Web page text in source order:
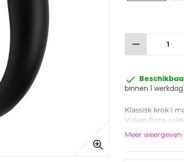
remove
done
binnen 1
Klassisk krok i
Viskan finns
Meer weergeven